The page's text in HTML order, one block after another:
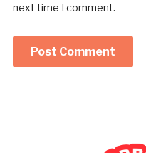
next time I comment.